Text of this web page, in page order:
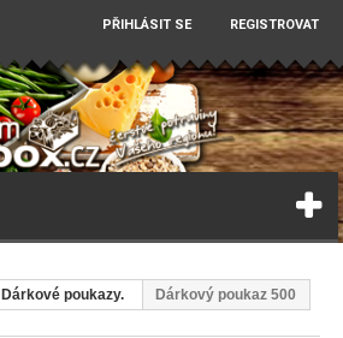
PŘIHLÁSIT SE REGISTROVAT
Dárkové poukazy. Dárkový poukaz 500